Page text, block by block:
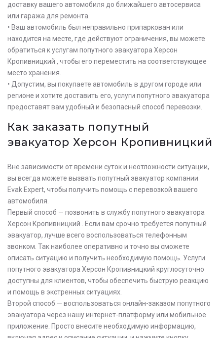
доставку вашего автомобиля до ближайшего автосервиса
или гаража для ремонта.
• Ваш автомобиль был неправильно припаркован или
находится на месте, где действуют ограничения, вы можете
обратиться к услугам попутного эвакуатора Херсон
Кропивницкий , чтобы его переместить на соответствующее
место хранения.
• Допустим, вы покупаете автомобиль в другом городе или
регионе и хотите доставить его, услуги попутного эвакуатора
предоставят вам удобный и безопасный способ перевозки.
Как заказать попутный
эвакуатор Херсон Кропивницкий
Вне зависимости от времени суток и неотложности ситуации,
вы всегда можете вызвать попутный эвакуатор компании
Evak Expert, чтобы получить помощь с перевозкой вашего
автомобиля.
Первый способ — позвонить в службу попутного эвакуатора
Херсон Кропивницкий . Если вам срочно требуется попутный
эвакуатор, лучше всего воспользоваться телефонным
звонком. Так наиболее оперативно и точно вы сможете
описать ситуацию и получить необходимую помощь. Услуги
попутного эвакуатора Херсон Кропивницкий круглосуточно
доступны для клиентов, чтобы обеспечить быструю реакцию
и помощь в экстренных ситуациях.
Второй способ — воспользоваться онлайн-заказом попутного
эвакуатора через нашу интернет-платформу или мобильное
приложение. Просто внесите необходимую информацию,